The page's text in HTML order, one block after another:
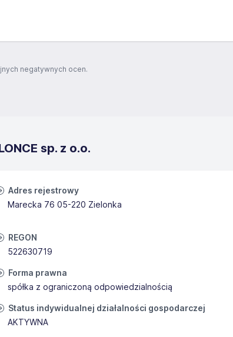
negatywnych ocen.
sp. z o.o.
Adres rejestrowy
Marecka 76 05-220 Zielonka
REGON
522630719
Forma prawna
spółka z ograniczoną odpowiedzialnością
Status indywidualnej działalności gospodarczej
AKTYWNA